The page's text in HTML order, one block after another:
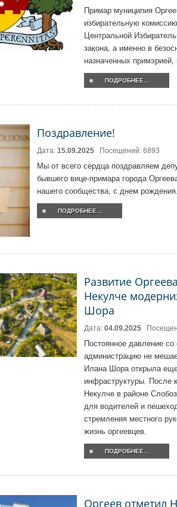
Примар муниципия
избирательную
Центральной
закона, а именно в
назначенных
ПОДРОБНЕЕ...
Поздравление!
Дата:15.09.2025 Посещений: 6893
Мы от всего сердца поздравляем
бывшего вице-примара города
нашего сообщества, с днем рождения.
ПОДРОБНЕЕ...
Развитие
Некулче
Шора
Дата: 04.09.2025
Постоянное давление
администрацию не
Илана Шора открыла
инфраструктуры. После
Некулче в районе
для водителей и
стремления местного
жизнь оргеевцев.
ПОДРОБНЕЕ...
Оргеев отметил